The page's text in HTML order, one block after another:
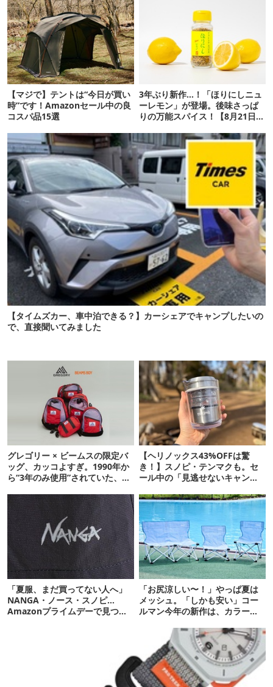
【マジで】テントは“今日が買い
時”です！Amazonセール中の良
コスパ品15選
3年ぶり新作…！「ほりにしニュ
ーレモン」が登場。後味さっぱ
りの万能スパイス！【8月21日発
【タイムズカー、車中泊できる？】カーシェアでキャンプしたいの
で、直接聞いてみました
グレゴリー × ビームスの限定バ
ッグ、カッコよすぎ。1990年か
ら“3年のみ使用”されていた、紫
【ヘリノックス43%OFFは驚
き！】スノピ・テンマクも。セ
ール中の「見逃せないキャンプ
「夏服、まだ買ってない人へ」
NANGA・ノース・スノピ…
Amazonプライムデーで見つけ
「お尻涼しい〜！」やっぱ夏は
メッシュ。「しかも安い」コー
ルマン今年の新作は、カラーも